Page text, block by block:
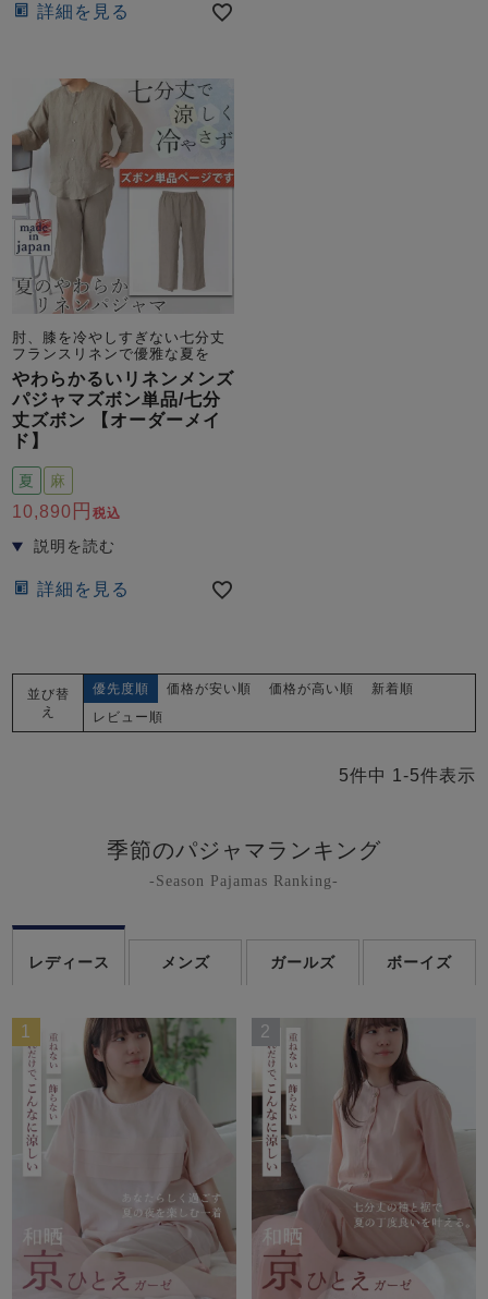
すべての季節のパジャマ一覧はこちら
ボーイズ半袖
ガールズ
上着
単品
ン単品
売れ筋ランキング
すべてのデザインのパジャマ一覧はこちら
詳細を見る
肘、膝を冷やしすぎない七分丈
フランスリネンで優雅な夏を
やわらかるいリネンメンズ
パジャマズボン単品/七分
丈ズボン 【オーダーメイ
ド】
夏 麻
10,890 税込
詳細を見る
並び替
え
優先度順 価格が安い順 価格が高い順
新着順
レビュー順
5件中 1 -5件表示
季節のパジャマランキング
-Season Pajamas Ranking-
レディース メンズ ガールズ ボーイズ
1 2